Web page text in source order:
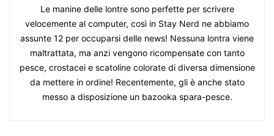
Le manine delle lontre sono perfette per scrivere
velocemente al computer, così in Stay Nerd ne abbiamo
assunte 12 per occuparsi delle news! Nessuna lontra viene
maltrattata, ma anzi vengono ricompensate con tanto
pesce, crostacei e scatoline colorate di diversa dimensione
da mettere in ordine! Recentemente, gli è anche stato
messo a disposizione un bazooka spara-pesce.